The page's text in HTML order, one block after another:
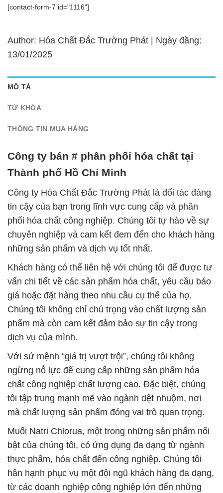
[contact-form-7 id="1116"]
Author: Hóa Chất Đắc Trường Phát | Ngày đăng:
13/01/2025
MÔ TẢ
TỪ KHÓA
THÔNG TIN MUA HÀNG
Công ty bán # phân phối hóa chất tại
Thành phố Hồ Chí Minh
Công ty Hóa Chất Đắc Trường Phát là đối tác đáng
tin cậy của bạn trong lĩnh vực cung cấp và phân
phối hóa chất công nghiệp. Chúng tôi tự hào về sự
chuyên nghiệp và cam kết đem đến cho khách hàng
những sản phẩm và dịch vụ tốt nhất.
Khách hàng có thể liên hệ với chúng tôi để được tư
vấn chi tiết về các sản phẩm hóa chất, yêu cầu báo
giá hoặc đặt hàng theo nhu cầu cụ thể của họ.
Chúng tôi không chỉ chú trọng vào chất lượng sản
phẩm mà còn cam kết đảm bảo sự tin cậy trong
dịch vụ của mình.
Với sứ mệnh “giá trị vượt trội”, chúng tôi không
ngừng nỗ lực để cung cấp những sản phẩm hóa
chất công nghiệp chất lượng cao. Đặc biệt, chúng
tôi tập trung mạnh mẽ vào ngành dệt nhuộm, nơi
mà chất lượng sản phẩm đóng vai trò quan trọng.
Muối Natri Chlorua, một trong những sản phẩm nổi
bật của chúng tôi, có ứng dụng đa dạng từ ngành
thực phẩm, hóa chất đến công nghiệp. Chúng tôi
hân hạnh phục vụ một đội ngũ khách hàng đa dạng,
từ các doanh nghiệp công nghiệp lớn đến những